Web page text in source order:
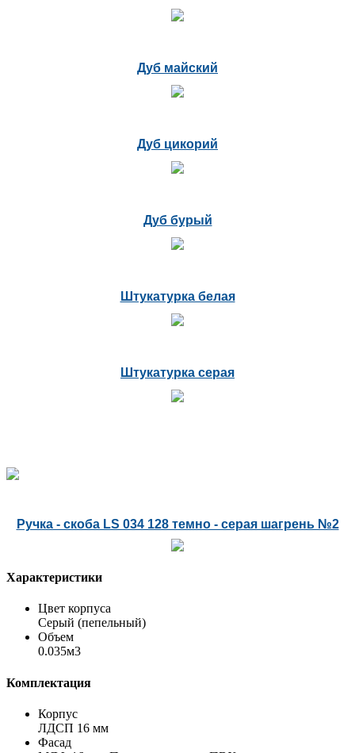
Дуб майский
Дуб цикорий
Дуб бурый
Штукатурка белая
Штукатурка серая
Ручка - скоба LS 034 128 темно - серая шагрень №2
Характеристики
Цвет корпуса
Серый (пепельный)
Объем
0.035м3
Комплектация
Корпус
ЛДСП 16 мм
Фасад